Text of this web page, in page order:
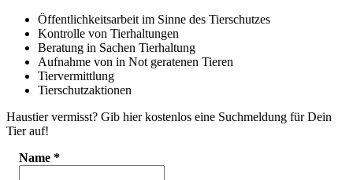
Öffentlichkeitsarbeit im Sinne des Tierschutzes
Kontrolle von Tierhaltungen
Beratung in Sachen Tierhaltung
Aufnahme von in Not geratenen Tieren
Tiervermittlung
Tierschutzaktionen
Haustier vermisst? Gib hier kostenlos eine Suchmeldung für Dein
Tier auf!
Name *